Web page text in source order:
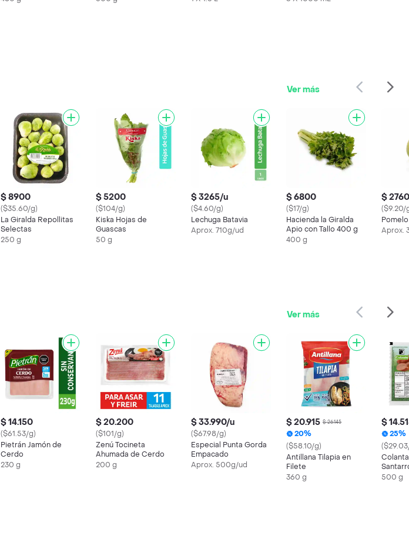
Ver más
$ 8900
($35.60/g)
La Giralda Repollitas
Selectas
250 g
$ 5200
($104/g)
Kiska Hojas de
Guascas
50 g
$ 3265/u
($4.60/g)
Lechuga Batavia
Aprox. 710g/ud
$ 6800
($17/g)
Hacienda la Giralda
Apio con Tallo 400 g
400 g
$
($9.20/
Pomelo
Aprox.
Ver más
$ 14.150
($61.53/g)
Pietrán Jamón de
Cerdo
230 g
$ 20.200
($101/g)
Zenú Tocineta
Ahumada de Cerdo
200 g
$ 33.990/u
($67.98/g)
Especial Punta Gorda
Empacado
Aprox. 500g/ud
$ 20.915 $ 26.145
20%
($58.10/g)
Antillana Tilapia en
Filete
360 g
$
25%
500 g